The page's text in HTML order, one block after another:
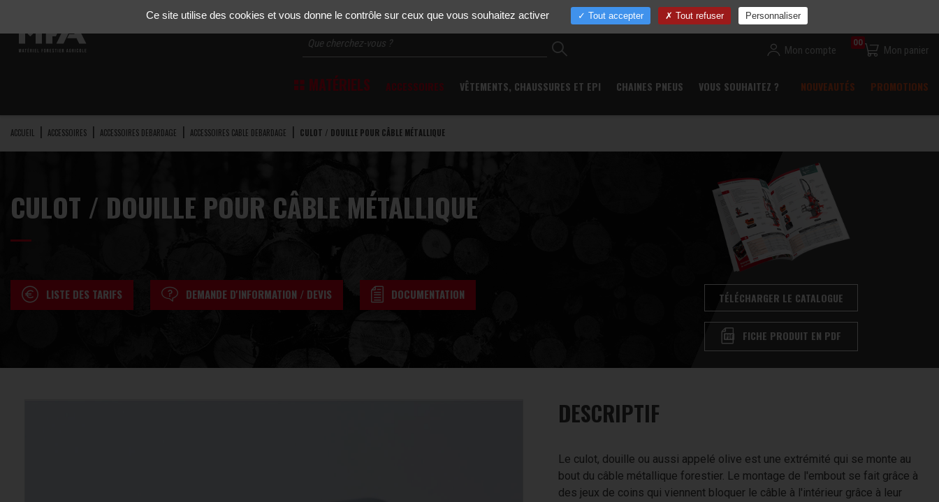
Actualités Entreprise Nos marques Pièces détachées Occasions Devenir revendeur Commande rapide
Mon compte Mon panier
00
MATÉRIELS ACCESSOIRES VÊTEMENTS, CHAUSSURES ET EPI CHAINES PNEUS VOUS SOUHAITEZ ? NOUVEAUTÉS PROMOTIONS
ACCUEIL ACCESSOIRES ACCESSOIRES DEBARDAGE ACCESSOIRES CABLE DEBARDAGE CULOT / DOUILLE POUR CÂBLE MÉTALLIQUE
CULOT / DOUILLE POUR CÂBLE MÉTALLIQUE
LISTE DES TARIFS DEMANDE D'INFORMATION / DEVIS DOCUMENTATION TÉLÉCHARGER LE CATALOGUE
FICHE PRODUIT EN PDF
DESCRIPTIF
Le culot, douille ou aussi appelé olive est une extrémité qui se monte au
bout du câble métallique forestier. Le montage de l'embout se fait grâce à
des jeux de coins qui viennent bloquer le câble à l'intérieur grâce à leur
Ce site utilise des cookies et vous donne le contrôle sur ceux que vous souhaitez activer Tout accepter Tout refuser Personnaliser